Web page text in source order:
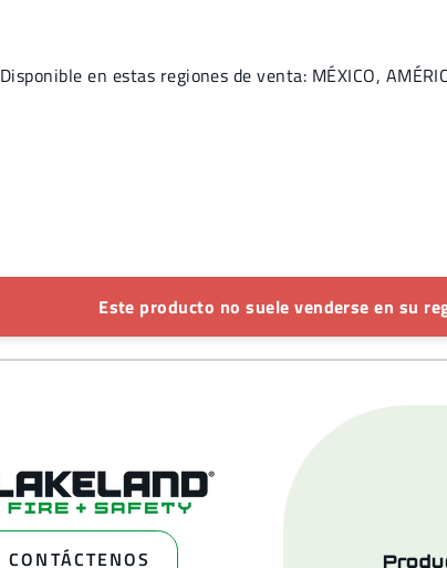
Disponible en estas regiones de venta: MÉXICO,
Este producto no suele venderse en su
CONTÁCTENOS